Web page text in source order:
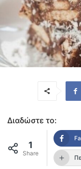
Διαδώστε το:
1
Share